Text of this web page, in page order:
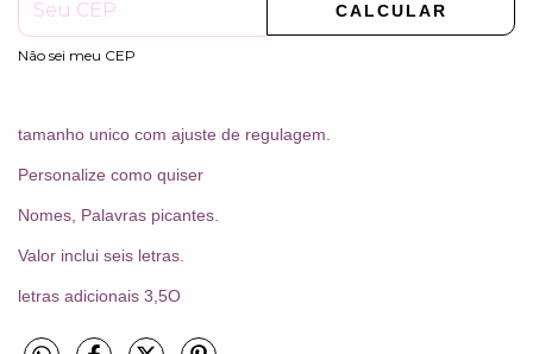
CALCULAR
Não sei meu CEP
tamanho unico com ajuste de regulagem.
Personalize como quiser
Nomes, Palavras picantes.
Valor inclui seis letras.
letras adicionais 3,5O